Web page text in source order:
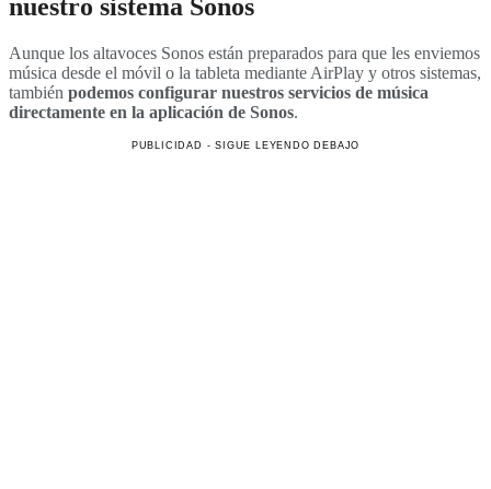
nuestro sistema Sonos
Aunque los altavoces Sonos están preparados para que les enviemos
música desde el móvil o la tableta mediante AirPlay y otros sistemas,
también podemos configurar nuestros servicios de música
directamente en la aplicación de Sonos.